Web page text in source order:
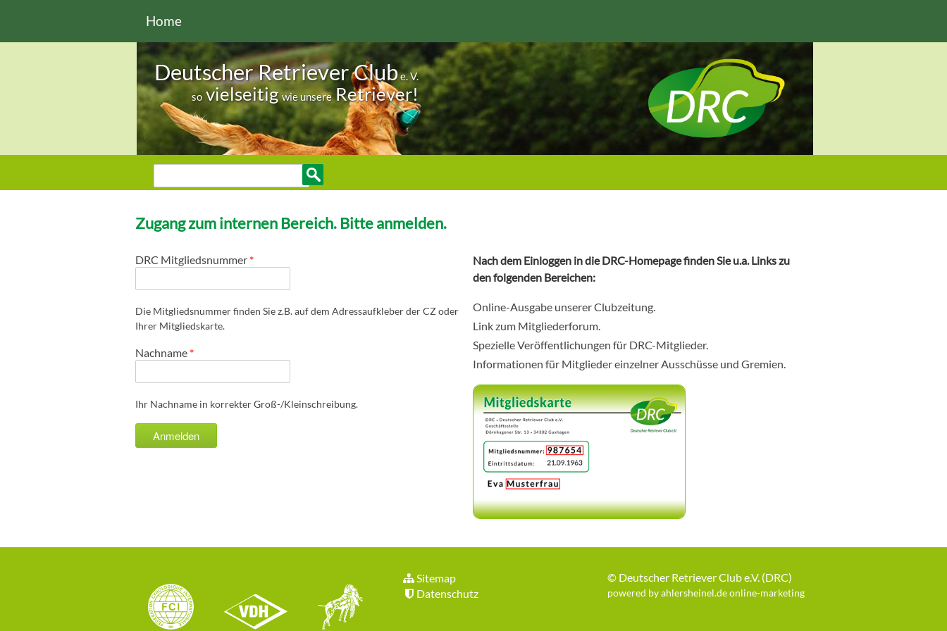
Home
Deutscher Retriever Clube. V.
sovielseitigwie unsereRetriever!
Sie sind hier
Zugang zum internen Bereich. Bitte anmelden.
DRC Mitgliedsnummer *
Die Mitgliedsnummer finden Sie z.B. auf dem Adressaufkleber der CZ oder
Ihrer Mitgliedskarte.
Nachname *
Ihr Nachname in korrekter Groß-/Kleinschreibung.
Nach dem Einloggen in die DRC-Homepage finden Sie u.a. Links zu
den folgenden Bereichen:
Online-Ausgabe unserer Clubzeitung.
Link zum Mitgliederforum.
Spezielle Veröffentlichungen für DRC-Mitglieder.
Informationen für Mitglieder einzelner Ausschüsse und Gremien.
Sitemap
Datenschutz
© Deutscher Retriever Club e.V. (DRC)
powered by ahlersheinel.de online-marketing